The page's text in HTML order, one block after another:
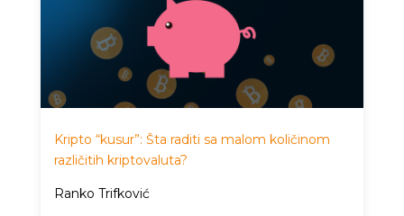
Kripto “kusur”: Šta raditi sa malom količinom
različitih kriptovaluta?
Ranko Trifković